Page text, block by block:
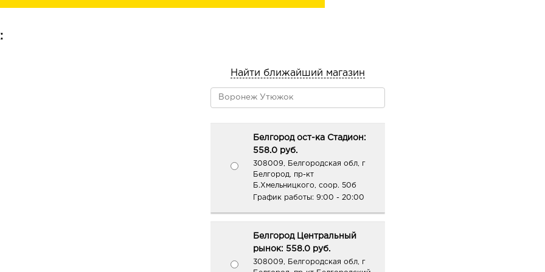
Найти ближайший магазин
Белгород ост-ка Стадион:
558.0 руб.
308009, Белгородская обл, г
Белгород, пр-кт
Б.Хмельницкого, соор. 50б
График работы: 9:00 - 20:00
Белгород Центральный
рынок: 558.0 руб.
308009, Белгородская обл, г